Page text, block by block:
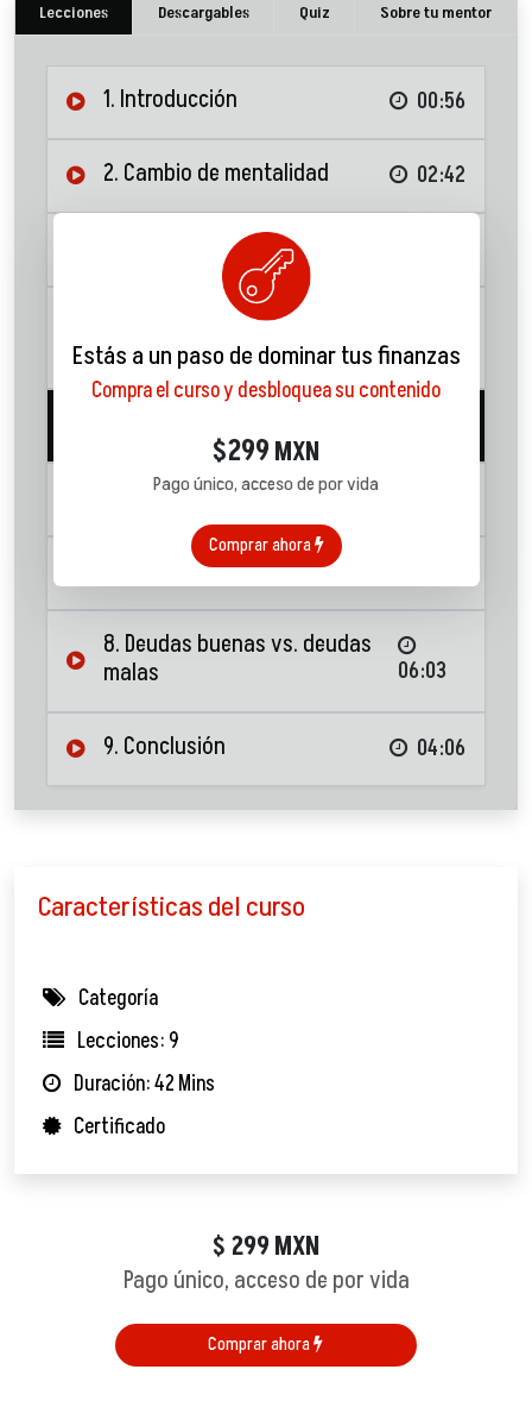
Lecciones Descargables Quiz Sobre tu mentor
1. Introducción 00:56
2. Cambio de mentalidad 02:42
4. Las dos caras de la tasa de
interés
03:36
6. Interés compuesto
7. El riesgo
8. Deudas buenas vs. deudas
malas
06:03
9. Conclusión 04:06
Estás a un paso de dominar tus finanzas
Compra el curso y desbloquea su contenido
$299 MXN
Pago único, acceso de por vida
Comprar ahora
Características del curso
Categoría
Lecciones: 9
Duración: 42 Mins
Certificado
$ 299 MXN
Pago único, acceso de por vida
Comprar ahora